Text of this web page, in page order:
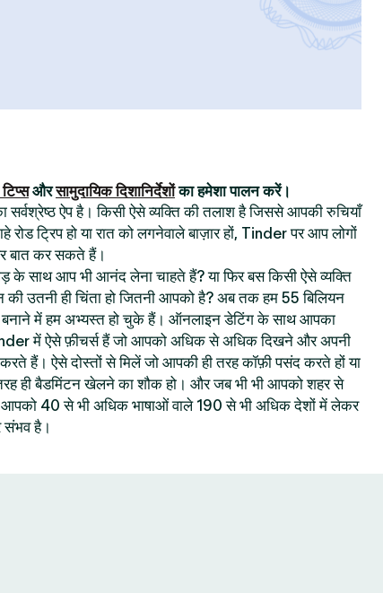
टिप्सऔरसामुदायिक दिशानिर्देशोंका हमेशा पालन करें।
ऐप है। किसी ऐसे व्यक्ति की तलाश है जिससे आपकी रुचियाँ
रोड ट्रिप हो या रात को लगनेवाले बाज़ार हों, Tinder पर आप लोगों
बात कर सकते हैं।
के साथ आप भी आनंद लेना चाहते हैं? या फिर बस किसी ऐसे व्यक्ति
की उतनी ही चिंता हो जितनी आपको है? अब तक हम 55 बिलियन
में हम अभ्यस्त हो चुके हैं। ऑनलाइन डेटिंग के साथ आपका
में ऐसे फ़ीचर्स हैं जो आपको अधिक से अधिक दिखने और अपनी
हैं। ऐसे दोस्तों से मिलें जो आपकी ही तरह कॉफ़ी पसंद करते हों या
ही बैडमिंटन खेलने का शौक हो। और जब भी भी आपको शहर से
आपको 40 से भी अधिक भाषाओं वाले 190 से भी अधिक देशों में लेकर
है।